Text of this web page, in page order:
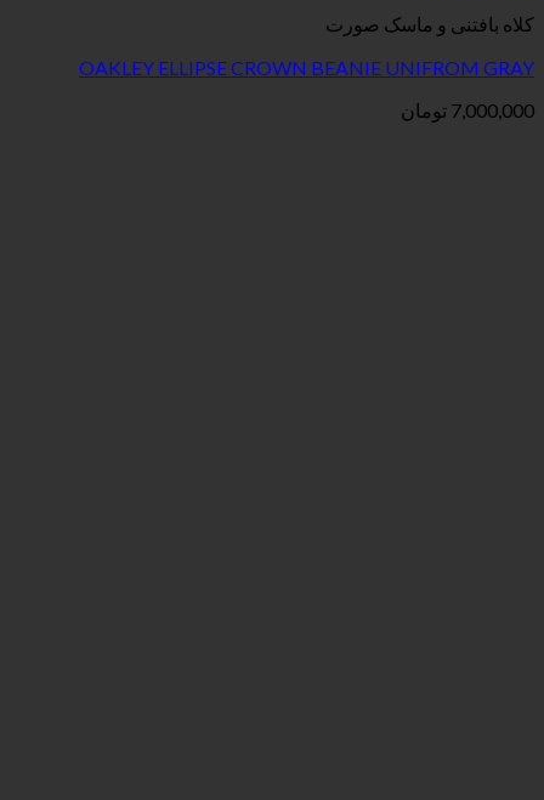
کلاه بافتنی و ماسک صورت
OAKLEY ELLIPSE CROWN BEANIE UNIFROM GRAY
7,000,000 تومان